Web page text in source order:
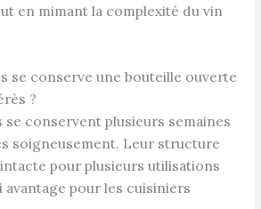
en mimant la complexité du vin
se conserve une bouteille ouverte
?
se conservent plusieurs semaines
soigneusement. Leur structure
pour plusieurs utilisations
avantage pour les cuisiniers